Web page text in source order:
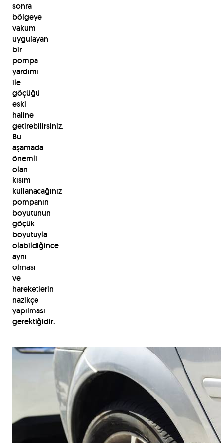
sonra
bölgeye
vakum
uygulayan
bir
pompa
yardımı
ile
göçüğü
eski
haline
getirebilirsiniz.
Bu
aşamada
önemli
olan
kısım
kullanacağınız
pompanın
boyutunun
göçük
boyutuyla
olabildiğince
aynı
olması
ve
hareketlerin
nazikçe
yapılması
gerektiğidir.